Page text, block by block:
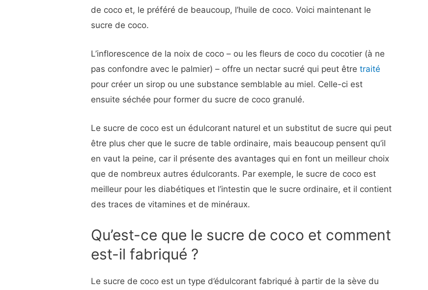
de coco et, le préféré de beaucoup, l’huile de coco. Voici maintenant le
sucre de coco.
L’inflorescence de la noix de coco – ou les fleurs de coco du cocotier (à ne
pas confondre avec le palmier) – offre un nectar sucré qui peut êtretraité
pour créer un sirop ou une substance semblable au miel. Celle-ci est
ensuite séchée pour former du sucre de coco granulé.
Le sucre de coco est un édulcorant naturel et un substitut de sucre qui peut
être plus cher que le sucre de table ordinaire, mais beaucoup pensent qu’il
en vaut la peine, car il présente des avantages qui en font un meilleur choix
que de nombreux autres édulcorants. Par exemple, le sucre de coco est
meilleur pour les diabétiques et l’intestin que le sucre ordinaire, et il contient
des traces de vitamines et de minéraux.
Qu’est-ce que le sucre de coco et comment
est-il fabriqué ?
Le sucre de coco est un type d’édulcorant fabriqué à partir de la sève du